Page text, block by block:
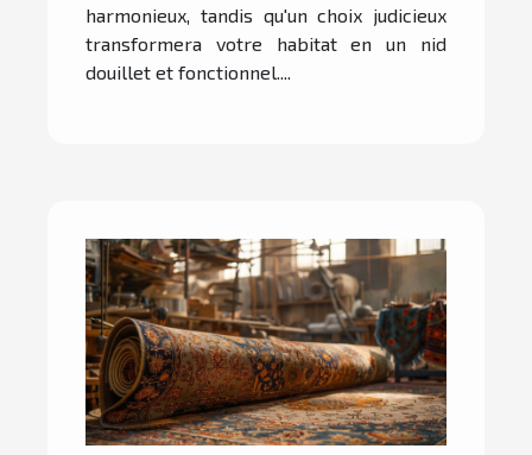
harmonieux, tandis qu'un choix judicieux
transformera votre habitat en un nid
douillet et fonctionnel....